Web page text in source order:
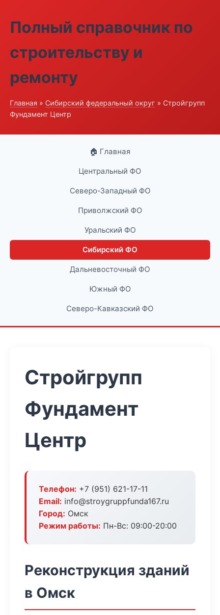
Полный справочник по
строительству и
ремонту
Главная » Сибирский федеральный округ » Стройгрупп
Фундамент Центр
🏠 Главная
Центральный ФО
Северо-Западный ФО
Приволжский ФО
Уральский ФО
Сибирский ФО
Дальневосточный ФО
Южный ФО
Северо-Кавказский ФО
Стройгрупп
Фундамент
Центр
Телефон: +7 (951) 621-17-11
Email: info@stroygruppfunda167.ru
Город: Омск
Режим работы: Пн-Вс: 09:00-20:00
Реконструкция зданий
в Омск